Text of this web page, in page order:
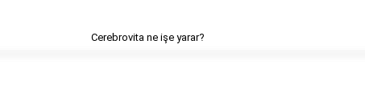
Cerebrovita ne işe yarar?